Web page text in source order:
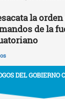
la
de la
DEL GOBIERNO